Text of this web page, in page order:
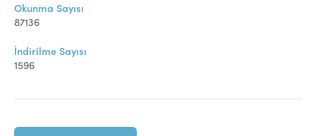
Okunma Sayısı
87136
İndirilme Sayısı
1596